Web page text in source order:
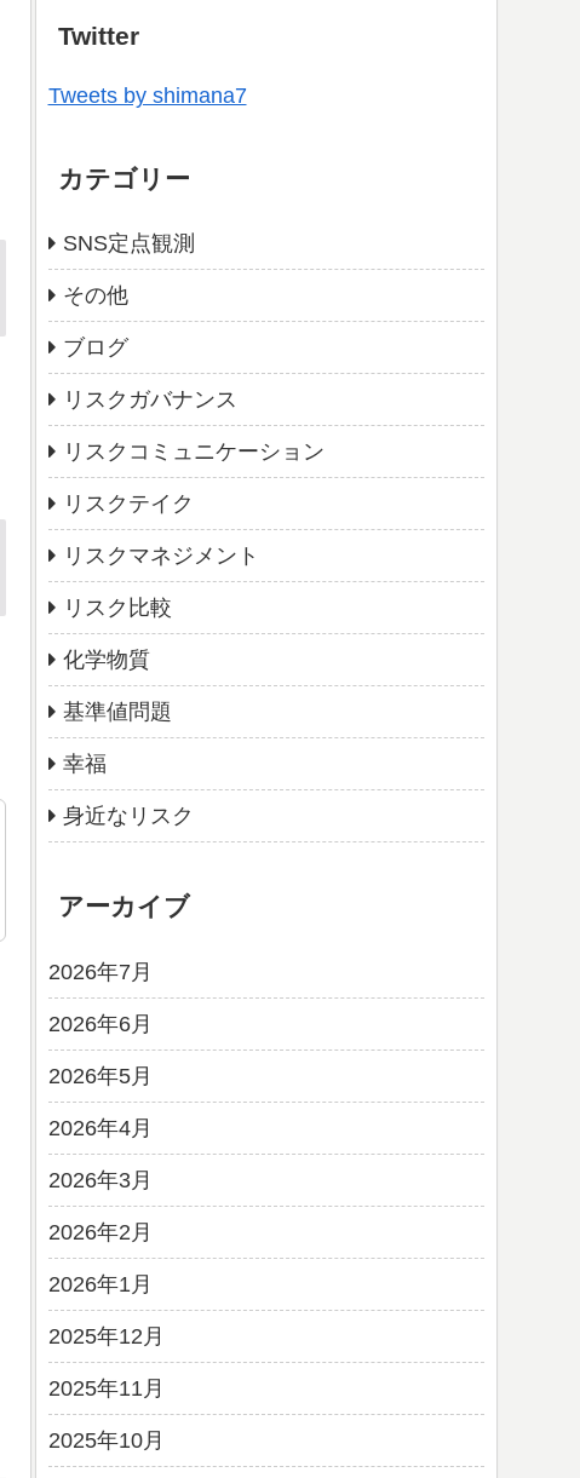
Twitter
Tweets by shimana7
カテゴリー
SNS定点観測
その他
ブログ
リスクガバナンス
リスクコミュニケーション
リスクテイク
リスクマネジメント
リスク比較
化学物質
基準値問題
幸福
身近なリスク
アーカイブ
2026年7月
2026年6月
2026年5月
2026年4月
2026年3月
2026年2月
2026年1月
2025年12月
2025年11月
2025年10月